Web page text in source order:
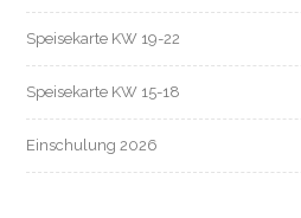
Speisekarte KW 19-22
Speisekarte KW 15-18
Einschulung 2026